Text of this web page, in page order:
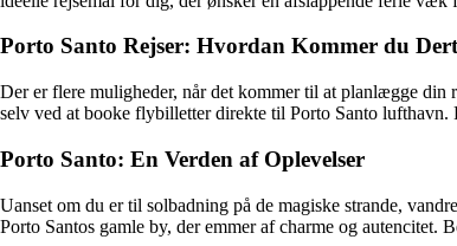
Porto Santo Rejser: Hvordan Kommer du
Der er flere muligheder, når det kommer til at planlægge din
selv ved at booke flybilletter direkte til Porto Santo
Porto Santo: En Verden af Oplevelser
Uanset om du er til solbadning på de magiske strande,
Porto Santos gamle by, der emmer af charme og autencitet.